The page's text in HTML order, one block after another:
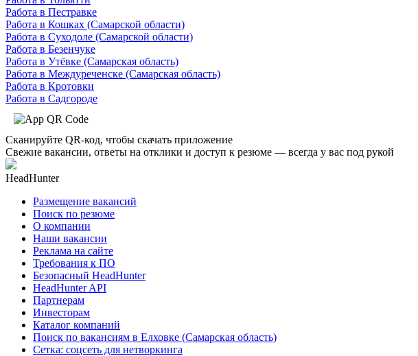
Работа в Пестравке
Работа в Кошках (Самарской области)
Работа в Суходоле (Самарской области)
Работа в Безенчуке
Работа в Утёвке (Самарская область)
Работа в Междуреченске (Самарская область)
Работа в Кротовки
Работа в Садгороде
Сканируйте QR-код, чтобы скачать приложение
Свежие вакансии, ответы на отклики и доступ к резюме — всегда у вас под рукой
HeadHunter
Размещение вакансий
Поиск по резюме
О компании
Наши вакансии
Реклама на сайте
Требования к ПО
Безопасный HeadHunter
HeadHunter API
Партнерам
Инвесторам
Каталог компаний
Поиск по вакансиям в Елховке (Самарская область)
Сетка: соцсеть для нетворкинга